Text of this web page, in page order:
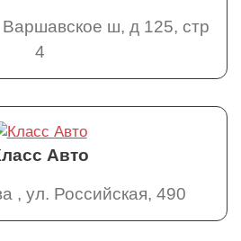
ш, д 125, стр
4
Авто
, ул. Российская, 490